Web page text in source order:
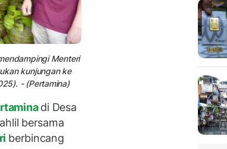
Menteri
kunjungan ke
- (Pertamina)
di Desa
bersama
berbincang